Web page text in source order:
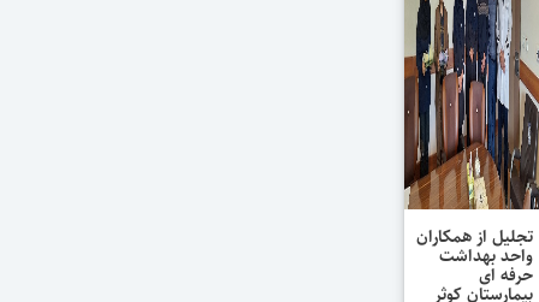
تجلیل از همکاران
واحد بهداشت
حرفه ای
بیمارستان کوثر